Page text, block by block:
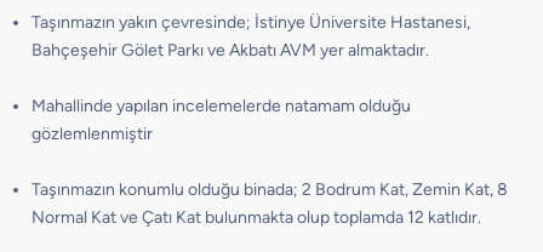
Taşınmazın yakın çevresinde; İstinye Üniversite Hastanesi,
Bahçeşehir Gölet Parkı ve Akbatı AVM yer almaktadır.
Mahallinde yapılan incelemelerde natamam olduğu
gözlemlenmiştir
Taşınmazın konumlu olduğu binada; 2 Bodrum Kat, Zemin Kat, 8
Normal Kat ve Çatı Kat bulunmakta olup toplamda 12 katlıdır.